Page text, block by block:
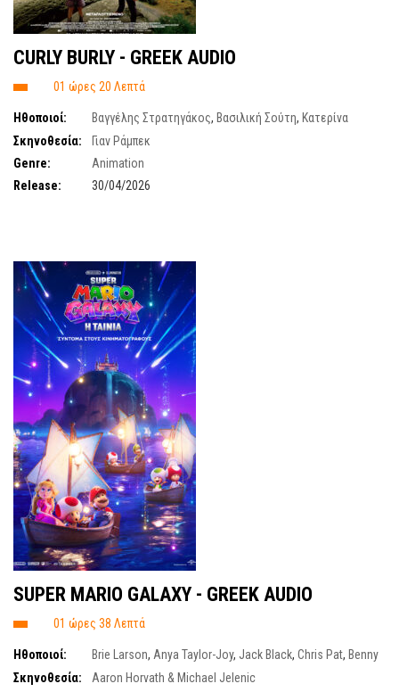
CURLY BURLY - GREEK AUDIO
01 ώρες 20 Λεπτά
Ηθοποιοί: Βαγγέλης Στρατηγάκος, Βασιλική Σούτη, Κατερίνα
Γκίργκις,Μαριλένα Χατζηνικολαίδη
Σκηνοθεσία:
Γιαν Ράμπεκ
Genre:
Animation
Release:
30/04/2026
SUPER MARIO GALAXY - GREEK AUDIO
01 ώρες 38 Λεπτά
Ηθοποιοί: Brie Larson, Anya Taylor-Joy, Jack Black, Chris Pat, Benny
Safdie
Σκηνοθεσία:
Aaron Horvath & Michael Jelenic